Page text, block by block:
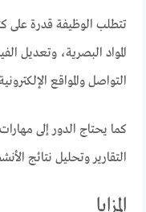
تتطلب الوظيفة قدرة على
المواد البصرية، وتعديل
التواصل والمواقع
كما يحتاج الدور إلى
التقارير وتحليل نتائج
المزايا